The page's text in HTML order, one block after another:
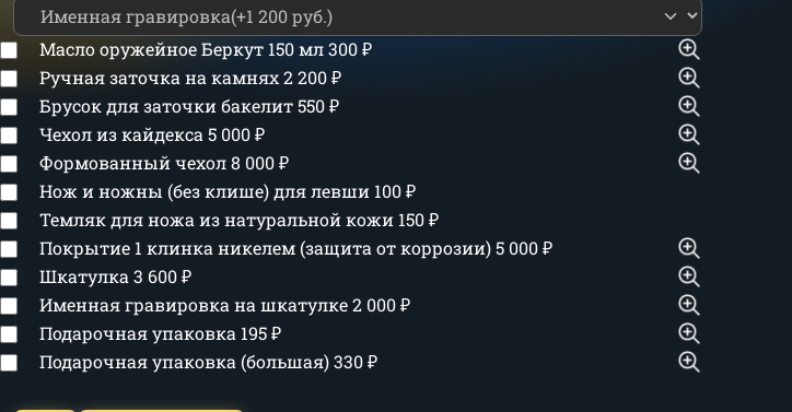
Масло оружейное Беркут 150 мл300₽
Ручная заточка на камнях2 200₽
Брусок для заточки бакелит550₽
Чехол из кайдекса 5 000₽
Формованный чехол8 000₽
Нож и ножны (без клише) для левши 100₽
Темляк для ножа из натуральной кожи 150₽
Покрытие 1 клинка никелем (защита от коррозии)5 000₽
Шкатулка 3 600₽
Именная гравировка на шкатулке2 000₽
Подарочная упаковка 195₽
Подарочная упаковка (большая)330₽